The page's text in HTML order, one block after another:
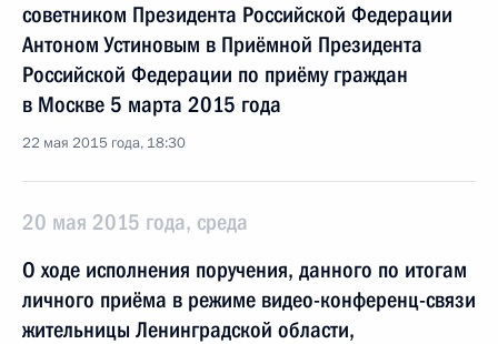
советником Президента Российской Федерации
Антоном Устиновым в Приёмной Президента
Российской Федерации по приёму граждан
в Москве 5 марта 2015 года
22 мая 2015 года, 18:30
20 мая 2015 года, среда
О ходе исполнения поручения, данного по итогам
личного приёма в режиме видео-конференц-связи
жительницы Ленинградской области,